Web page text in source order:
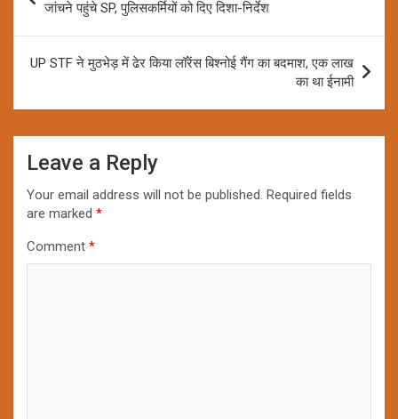
जांचने पहुंचे SP, पुलिसकर्मियों को दिए दिशा-निर्देश
UP STF ने मुठभेड़ में ढेर किया लॉरेंस बिश्नोई गैंग का बदमाश, एक लाख
का था ईनामी
Leave a Reply
Your email address will not be published. Required fields
are marked *
Comment *